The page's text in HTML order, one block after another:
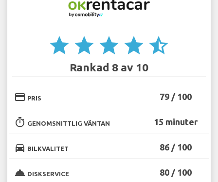
star star star star star_half
Rankad 8 av 10
credit_card PRIS 79 / 100
timer GENOMSNITTLIG VÄNTAN 15 minuter
directions_car BILKVALITET 86 / 100
room_service DISKSERVICE 80 / 100